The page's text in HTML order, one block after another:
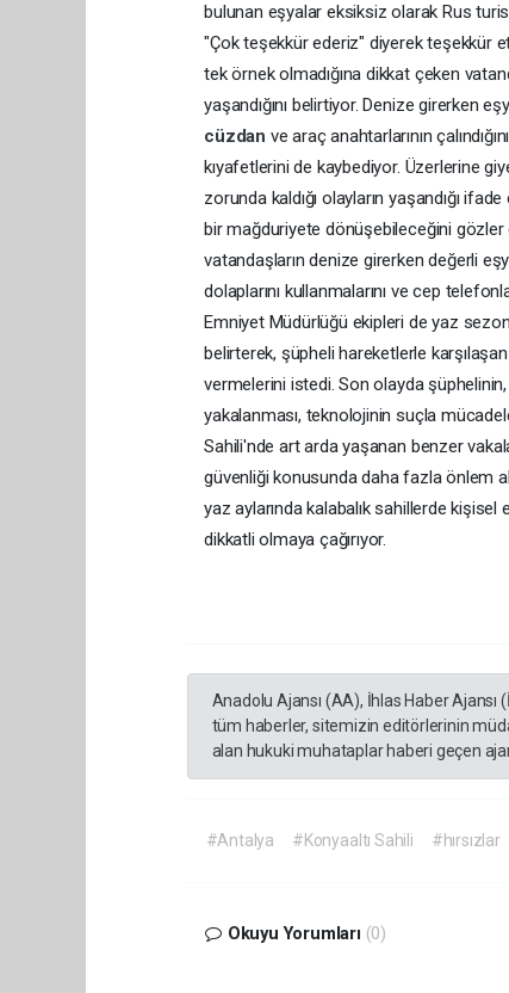
bulunan eşyalar eksiksiz olarak Rus
"Çok teşekkür ederiz" diyerek teşekkür
tek örnek olmadığına dikkat çeken
yaşandığını belirtiyor. Denize girerken
cüzdan ve araç anahtarlarının
kıyafetlerini de kaybediyor. Üzerlerine
zorunda kaldığı olayların yaşandığı
bir mağduriyete dönüşebileceğini gözler
vatandaşların denize girerken değerli
dolaplarını kullanmalarını ve cep
Emniyet Müdürlüğü ekipleri de yaz
belirterek, şüpheli hareketlerle
vermelerini istedi. Son olayda
yakalanması, teknolojinin suçla
Sahili'nde art arda yaşanan benzer
güvenliği konusunda daha fazla önlem
yaz aylarında kalabalık sahillerde
dikkatli olmaya çağırıyor.
Anadolu Ajansı (AA), İhlas Haber
tüm haberler, sitemizin editörlerinin
alan hukuki muhataplar haberi geçen
#Antalya #Konyaaltı Sahili #hırsızlar
Okuyu Yorumları (0)